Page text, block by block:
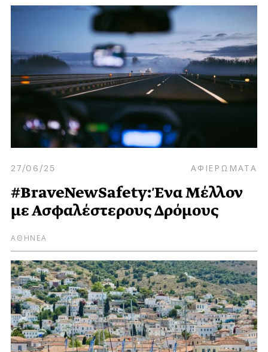
27/06/25 ΑΦΙΕΡΩΜΑΤΑ
#BraveNewSafety: Ένα Μέλλον
με Ασφαλέστερους Δρόμους
ΑΘΗΝΕΑ